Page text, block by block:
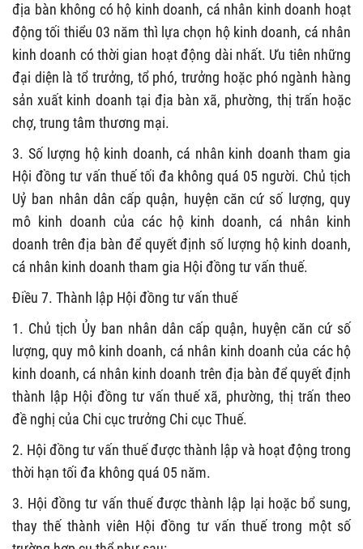
địa bàn không có hộ kinh doanh, cá nhân kinh doanh hoạt
động tối thiểu 03 năm thì lựa chọn hộ kinh doanh, cá nhân
kinh doanh có thời gian hoạt động dài nhất. Ưu tiên những
đại diện làtổ trưởng, tổ phó, trưởng hoặc phóngành hàng
sản xuất kinh doanh tại địa bàn xã, phường, thị trấn hoặc
chợ, trung tâm thương mại.
3. Số lượng hộ kinh doanh, cá nhân kinh doanh tham gia
Hội đồng tư vấn thuế tối đa không quá 05 người. Chủ tịch
Uỷ ban nhân dân cấp quận, huyện căn cứ số lượng, quy
mô kinh doanh của các hộ kinh doanh, cá nhân kinh
doanh trên địa bàn để quyết định số lượng hộ kinh doanh,
cá nhân kinh doanh tham gia Hội đồng tư vấn thuế.
Điều 7. Thành lập Hội đồng tư vấn thuế
1. Chủ tịch Ủy ban nhân dân cấp quận, huyện căn cứ số
lượng, quy mô kinh doanh, cá nhân kinh doanh của các hộ
kinh doanh, cá nhân kinh doanh trên địa bàn để quyết định
thành lập Hội đồng tư vấn thuế xã, phường, thị trấn theo
đề nghị của Chi cục trưởng Chi cục Thuế.
2. Hội đồng tư vấn thuế được thành lập và hoạt động trong
thời hạn tối đa không quá 05 năm.
3. Hội đồng tư vấn thuế được thành lập lại hoặc bổ sung,
thay thế thành viên Hội đồng tư vấn thuế trong một số